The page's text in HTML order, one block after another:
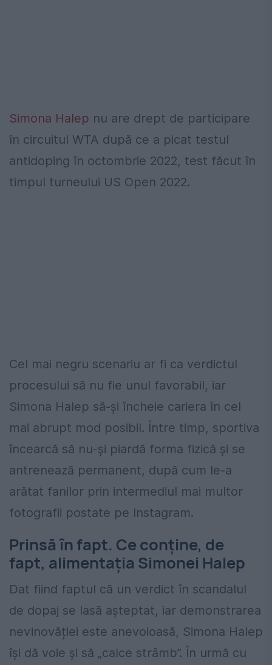
Simona Halep nu are drept de participare
în circuitul WTA după ce a picat testul
antidoping în octombrie 2022, test făcut în
timpul turneului US Open 2022.
Cel mai negru scenariu ar fi ca verdictul
procesului să nu fie unul favorabil, iar
Simona Halep să-și încheie cariera în cel
mai abrupt mod posibil. Între timp, sportiva
încearcă să nu-și piardă forma fizică și se
antrenează permanent, după cum le-a
arătat fanilor prin intermediul mai multor
fotografii postate pe Instagram.
Prinsă în fapt. Ce conține, de
fapt, alimentația Simonei Halep
Dat fiind faptul că un verdict în scandalul
de dopaj se lasă așteptat, iar demonstrarea
nevinovăției este anevoioasă, Simona Halep
își dă voie și să „calce strâmb”. În urmă cu